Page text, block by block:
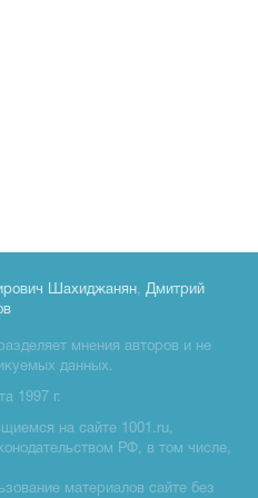
Шахиджанян, Дмитрий
мнения авторов и не
данных.
1997 г.
на сайте 1001.ru,
РФ, в том числе,
материалов сайте без